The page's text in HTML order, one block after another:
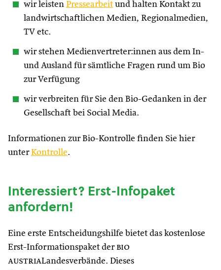
wir leisten Pressearbeit und halten Kontakt zu
landwirtschaftlichen Medien, Regionalmedien,
TV etc.
wir stehen Medienvertreter:innen aus dem In-
und Ausland für sämtliche Fragen rund um Bio
zur Verfügung
wir verbreiten für Sie den Bio-Gedanken in der
Gesellschaft bei Social Media.
Informationen zur Bio-Kontrolle finden Sie hier
unterKontrolle.
Interessiert? Erst-Infopaket
anfordern!
Eine erste Entscheidungshilfe bietet das kostenlose
Erst-Informationspaket der bio
austriaLandesverbände. Dieses